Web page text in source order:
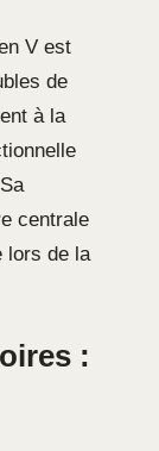
V est
de
à la
centrale
lors de la
: